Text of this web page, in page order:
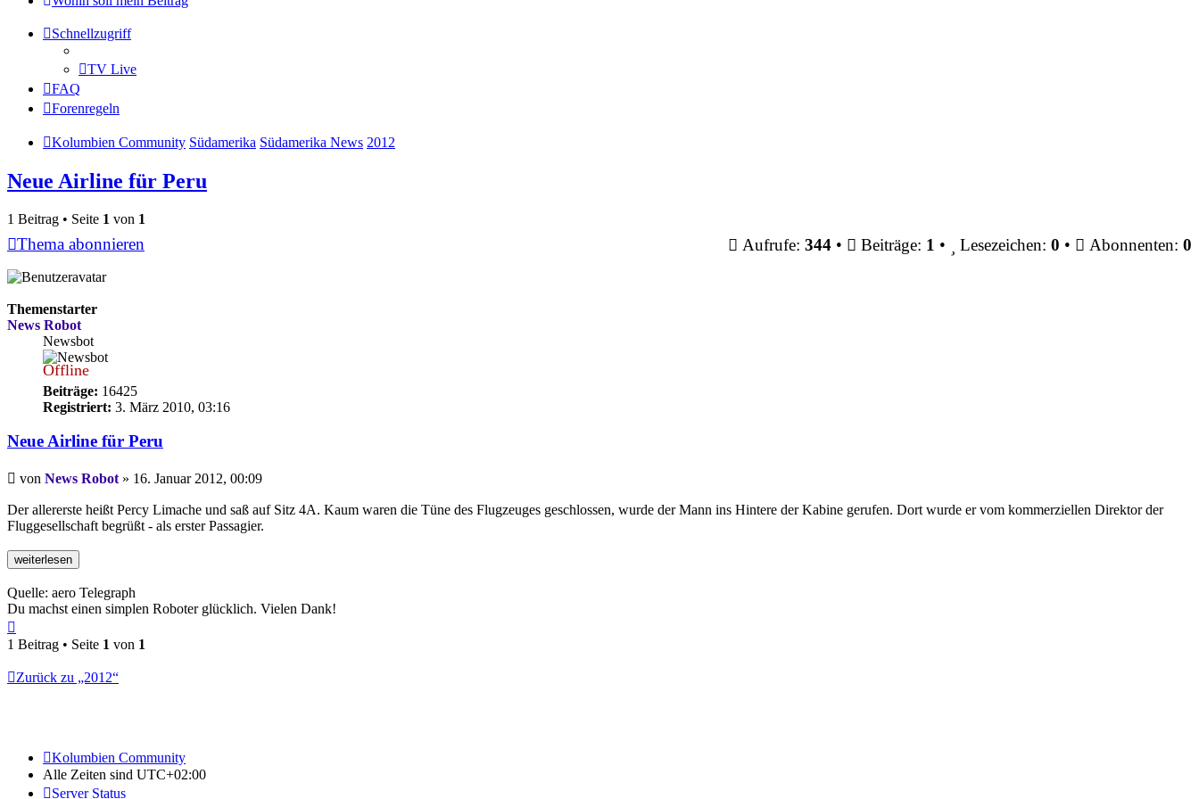
Schnellzugriff
TV Live
FAQ
Forenregeln
Kolumbien Community Südamerika Südamerika News 2012
Neue Airline für Peru
1 Beitrag • Seite 1 von 1
Thema abonnieren Aufrufe: 344 • Beiträge: 1 • Lesezeichen: 0 • Abonnenten: 0
Themenstarter
News Robot
Newsbot
Offline
Beiträge: 16425
Registriert: 3. März 2010, 03:16
Neue Airline für Peru
Beitrag
von News Robot » 16. Januar 2012, 00:09
Der allererste heißt Percy Limache und saß auf Sitz 4A. Kaum waren die Tüne des Flugzeuges geschlossen, wurde der Mann ins Hintere der Kabine gerufen. Dort wurde er vom kommerziellen Direktor der
Fluggesellschaft begrüßt - als erster Passagier.
Quelle: aero Telegraph
Du machst einen simplen Roboter glücklich. Vielen Dank!
oben
1 Beitrag • Seite 1 von 1
Zurück zu „2012“
Kolumbien Community
Alle Zeiten sind UTC+02:00
Server Status